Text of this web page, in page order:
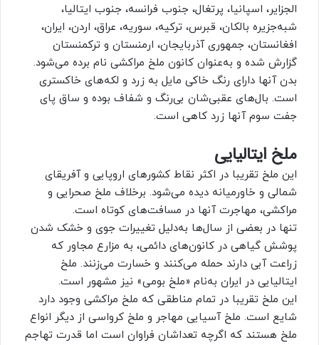
الجزایر، اسپانیا، پرتغال، جنوب فرانسه، جنوب ایتالیا،
شبه‌جزیره بالکان، قبرس، ترکیه، سوریه، عراق، اردن، ایران،
افغانستان، جمهورى آذربایجان، ارمنستان و ترکمنستان
گزارش شده و به‌عنوان کانون ملخ مراکشى نام برده مى‌شود.
بدن آنها دارای رنگ خاکی مایل به زرد و لکه‌های خاکستری
است. بال‌های عقبی‌شان بی‌رنگ و شفاف بوده و ساق پای
جفت سوم آنها زرد کاهی است.
ملخ ایتالیایی
این ملخ تقریبا در اکثر نقاط کشورهای اروپایی و آفریقای
شمالی و خاورمیانه دیده می‌شود. بر‌خلاف ملخ صحرایی و
مراکشی، مهاجرت آنها در مسافت‌های کوتاه است.
تنها در بعضی از سال‌ها به‌دلیل تغییرات جوی و خشک شدن
پوشش گیاهی در کانون‌های دائمی، به مزارع مجاور که
زراعت آبی دارند حمله می‌کنند و خسارت می‌زنند. ملخ
ایتالیایی در ایران به‌نام «ملخ بومی» نیز مشهور است.
این ملخ تقریبا در تمام مناطقی که ملخ مراکشی وجود دارد
شایع است. ملخ آسیایی مهاجر و ملخ کرواسی از دیگر انواع
ملخ هستند که اگرچه تعداشان فراوان است اما قدرت تهاجم